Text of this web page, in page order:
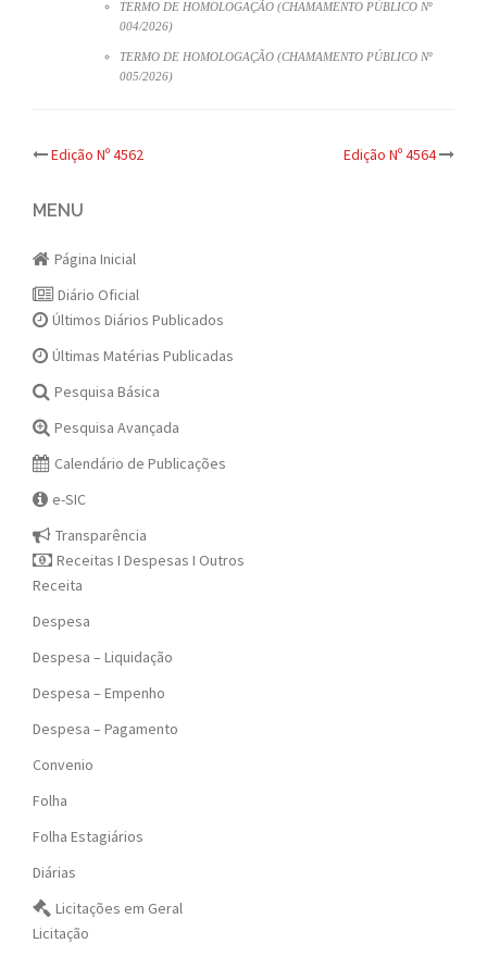
TERMO DE HOMOLOGAÇÃO (CHAMAMENTO PÚBLICO Nº
004/2026)
TERMO DE HOMOLOGAÇÃO (CHAMAMENTO PÚBLICO Nº
005/2026)
Post
navigation
Edição Nº 4562 Edição Nº 4564
MENU
Página Inicial
Diário Oficial
Últimos Diários Publicados
Últimas Matérias Publicadas
Pesquisa Básica
Pesquisa Avançada
Calendário de Publicações
e-SIC
Transparência
Receitas I Despesas I Outros
Receita
Despesa
Despesa – Liquidação
Despesa – Empenho
Despesa – Pagamento
Convenio
Folha
Folha Estagiários
Diárias
Licitações em Geral
Licitação